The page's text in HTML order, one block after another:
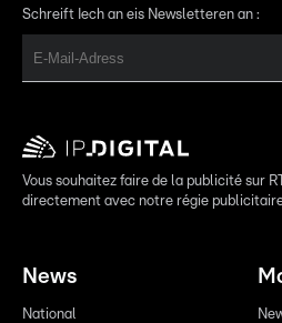
Schreift Iech an eis Newsletteren an :
Vous souhaitez faire de la publicité sur
directement avec notre régie
News
National